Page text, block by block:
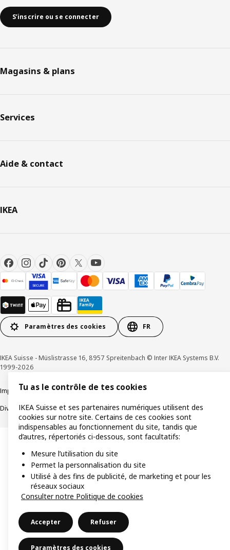
S’inscrire ou se connecter
Magasins & plans
Services
Aide & contact
IKEA
Paramètres des cookies FR
IKEA Suisse - Müslistrasse 16, 8957 Spreitenbach © Inter IKEA Systems B.V.
1999-2026
Impressum / Déclaration de protection des données
Divulgation responsableConditions générales
Tu as le contrôle de tes cookies
IKEA Suisse et ses partenaires numériques utilisent des
cookies sur notre site. Certains de ces cookies sont
indispensables au fonctionnement du site, tandis que
d’autres, répertoriés ci-dessous, sont facultatifs:
Mesure l’utilisation du site
Permet la personnalisation du site
Utilisé à des fins de publicité, de marketing et pour les
réseaux sociaux
Consulter notre Politique de cookies
Accepter Refuser
Paramètres des cookies